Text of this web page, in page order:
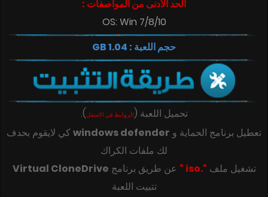
الحد الأدنى من المواصفات :
OS: Win 7/8/10
حجم اللعبة : 1.04 GB
تحميل اللعبة (الروابط في الاسفل)
.
تعطيل برنامج الحماية و windows defenderكي لايقوم بحدف
لك ملفات الكراك
تشغيل ملف “.iso “ عن طريق برنامج Virtual CloneDrive
تتبيت اللعبة